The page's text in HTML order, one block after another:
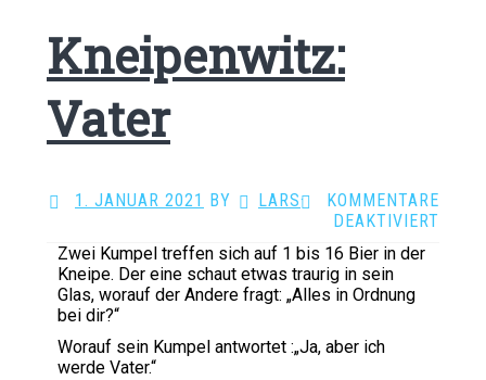
Kneipenwitz:
Vater
1. JANUAR 2021 BY LARS·
KOMMENTARE
DEAKTIVIERT
Zwei Kumpel treffen sich auf 1 bis 16 Bier in der
Kneipe. Der eine schaut etwas traurig in sein
Glas, worauf der Andere fragt: „Alles in Ordnung
bei dir?“
Worauf sein Kumpel antwortet :„Ja, aber ich
werde Vater.“